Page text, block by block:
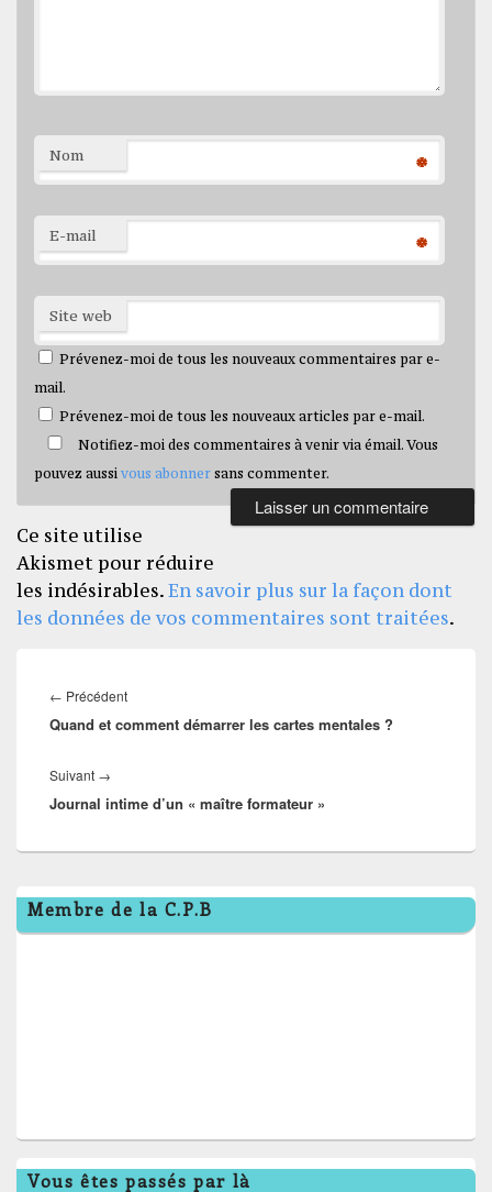
Nom *
E-mail *
Site web
Prévenez-moi de tous les nouveaux commentaires par e-
mail.
Prévenez-moi de tous les nouveaux articles par e-mail.
Notifiez-moi des commentaires à venir via émail. Vous
pouvez aussi vous abonner sans commenter.
Ce site utilise
Akismet pour réduire
les indésirables.En savoir plus sur la façon dont
les données de vos commentaires sont traitées.
de
← PrécédentArticle
précédent :
Quand et comment démarrer les cartes mentales ?
Suivant →
suivant :
Journal intime d’un « maître formateur »
Zone
principale
de
Membre de la C.P.B
Vous êtes passés par là